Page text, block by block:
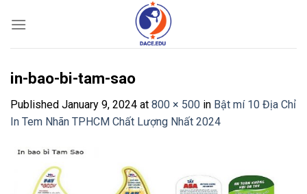
in-bao-bi-tam-sao
Published January 9, 2024 at 800 × 500 in Bật mí 10 Địa Chỉ
In Tem Nhãn TPHCM Chất Lượng Nhất 2024